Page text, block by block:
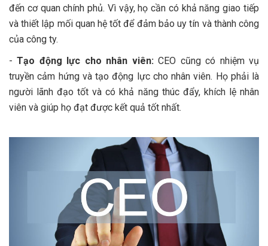
đến cơ quan chính phủ. Vì vậy, họ cần có khả năng giao tiếp
và thiết lập mối quan hệ tốt để đảm bảo uy tín và thành công
của công ty.
-Tạo động lực cho nhân viên:CEO cũng có nhiệm vụ
truyền cảm hứng và tạo động lực cho nhân viên. Họ phải là
người lãnh đạo tốt và có khả năng thúc đẩy, khích lệ nhân
viên và giúp họ đạt được kết quả tốt nhất.